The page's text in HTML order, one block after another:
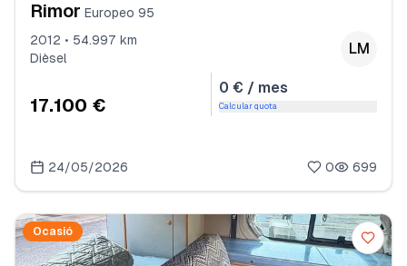
Rimor Europeo 95
2012 • 54.997 km
Dièsel
LM
17.100 €
0 € / mes
Calcular quota
24/05/2026 0 699
Ocasió